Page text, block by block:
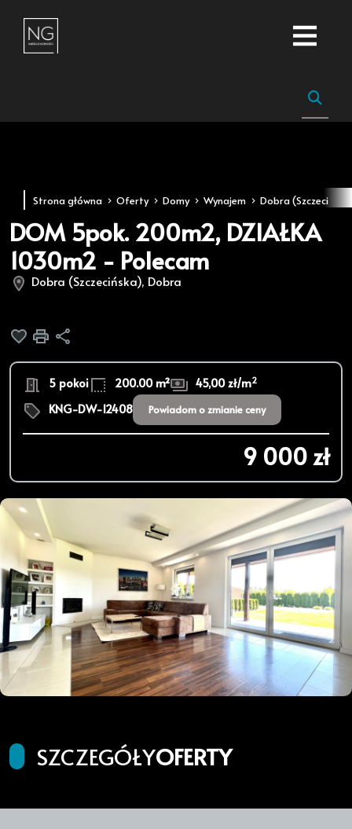
Strona główna Oferty Domy Wynajem Dobra
DOM 5pok. 200m2, DZIAŁKA
1030m2 - Polecam
Dobra (Szczecińska), Dobra
Dodaj do ulubionych
Drukuj
5 pokoi 200.00 m² 45,00 zł/m2
KNG-DW-12408 Powiadom o zmianie ceny
9 000 zł
SZCZEGÓŁYOFERTY